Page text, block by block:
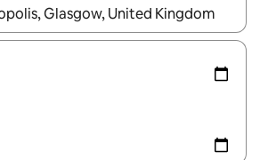
s'affichent, utilisez les flèches vers le